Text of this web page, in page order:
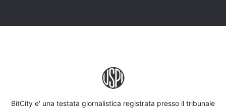
BitCity e' una testata giornalistica registrata presso il tribunale